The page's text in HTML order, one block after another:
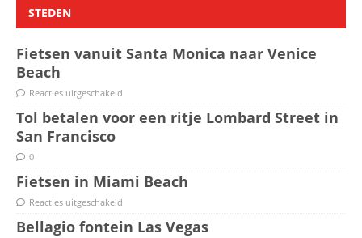
STEDEN
Fietsen vanuit Santa Monica naar Venice
Beach
Reacties uitgeschakeld
Tol betalen voor een ritje Lombard Street in
San Francisco
0
Fietsen in Miami Beach
Reacties uitgeschakeld
Bellagio fontein Las Vegas